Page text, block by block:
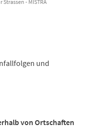
- MISTRA
und
von Ortschaften